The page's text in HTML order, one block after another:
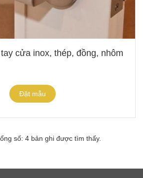
cửa inox, thép, đồng, nhôm
Đặt mẫu
số: 4 bản ghi được tìm thấy.